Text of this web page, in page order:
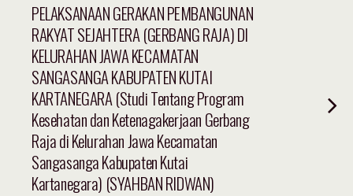
PELAKSANAAN GERAKAN PEMBANGUNAN
RAKYAT SEJAHTERA (GERBANG RAJA) DI
KELURAHAN JAWA KECAMATAN
SANGASANGA KABUPATEN KUTAI
KARTANEGARA (Studi Tentang Program
Kesehatan dan Ketenagakerjaan Gerbang
Raja di Kelurahan Jawa Kecamatan
Sangasanga Kabupaten Kutai
Kartanegara) (SYAHBAN RIDWAN)